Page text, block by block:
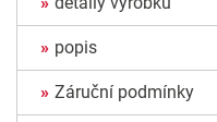
popis
Záruční podmínky